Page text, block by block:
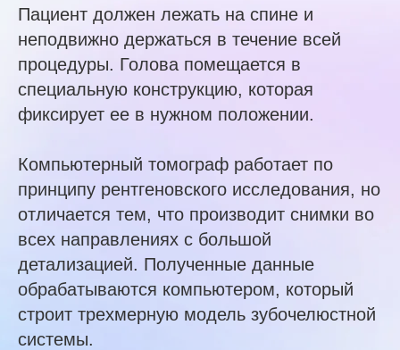
Пациент должен лежать на спине и
неподвижно держаться в течение всей
процедуры. Голова помещается в
специальную конструкцию, которая
фиксирует ее в нужном положении.
Компьютерный томограф работает по
принципу рентгеновского исследования, но
отличается тем, что производит снимки во
всех направлениях с большой
детализацией. Полученные данные
обрабатываются компьютером, который
строит трехмерную модель зубочелюстной
системы.